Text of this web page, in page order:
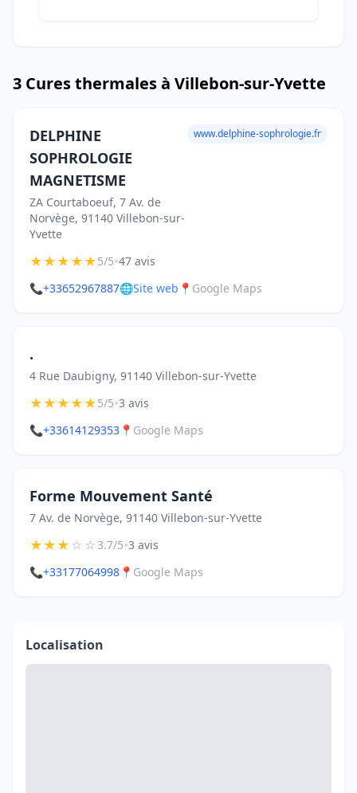
3 Cures thermales à Villebon-sur-Yvette
DELPHINE
SOPHROLOGIE
MAGNETISME
ZA Courtaboeuf, 7 Av. de
Norvège, 91140 Villebon-sur-
Yvette
www.delphine-sophrologie.fr
★★★★★5/5•47 avis
📞+33652967887🌐Site web 📍 Google Maps
.
4 Rue Daubigny, 91140 Villebon-sur-Yvette
★★★★★5/5•3 avis
📞+33614129353 📍 Google Maps
Forme Mouvement Santé
7 Av. de Norvège, 91140 Villebon-sur-Yvette
★★★☆☆3.7/5•3 avis
📞+33177064998 📍 Google Maps
Localisation